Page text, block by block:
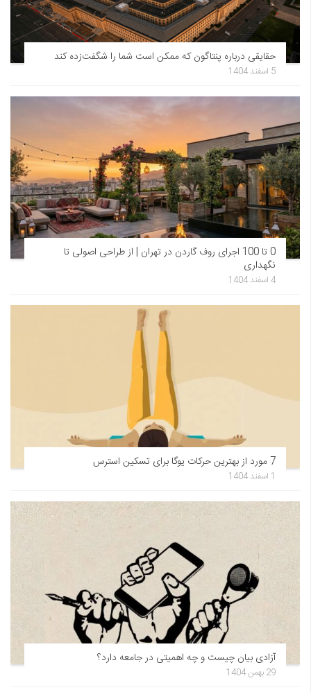
حقایقی درباره پنتاگون که ممکن است شما را شگفت‌زده کند
5 اسفند 1404
0 تا 100 اجرای روف گاردن در تهران | از طراحی اصولی تا
نگهداری
4 اسفند 1404
7 مورد از بهترین حرکات یوگا برای تسکین استرس
1 اسفند 1404
آزادی بیان چیست و چه اهمیتی در جامعه دارد؟
29 بهمن 1404